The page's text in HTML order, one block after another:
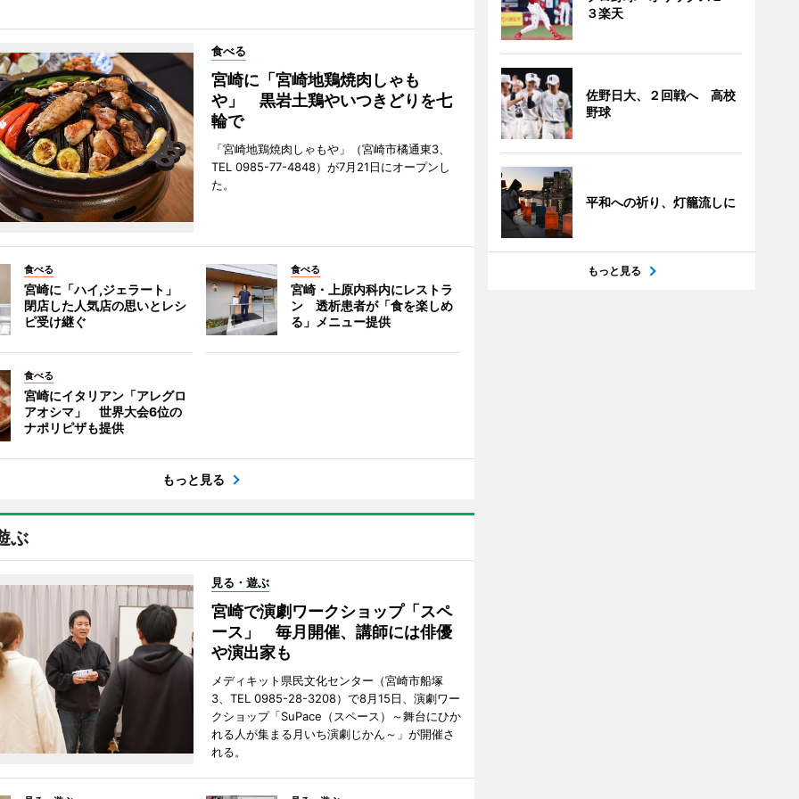
食べる
宮崎に「宮崎地鶏焼肉しゃも
や」 黒岩土鶏やいつきどりを七
輪で
「宮崎地鶏焼肉しゃもや」（宮崎市橘通東3、
TEL 0985-77-4848）が7月21日にオープンし
た。
食べる
宮崎に「ハイ,ジェラート」
閉店した人気店の思いとレシ
ピ受け継ぐ
食べる
宮崎・上原内科内にレストラ
ン 透析患者が「食を楽しめ
る」メニュー提供
食べる
宮崎にイタリアン「アレグロ
アオシマ」 世界大会6位の
ナポリピザも提供
もっと見る
ぶ
見る・遊ぶ
宮崎で演劇ワークショップ「スペ
ース」 毎月開催、講師には俳優
や演出家も
メディキット県民文化センター（宮崎市船塚
3、TEL 0985-28-3208）で8月15日、演劇ワー
クショップ「SuPace（スペース）～舞台にひか
れる人が集まる月いち演劇じかん～」が開催さ
れる。
３楽天
佐野日大、２回戦へ 高校
野球
平和への祈り、灯籠流しに
もっと見る